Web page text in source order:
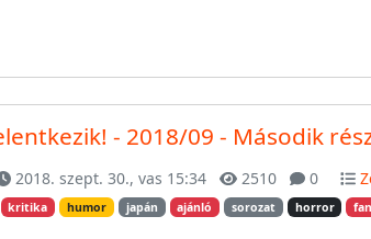
- 2018/09 - Második
2018. szept. 30., vas 15:34 2510 0
kritika humor japán ajánló sorozat horror